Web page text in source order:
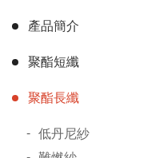
產品簡介
聚酯短纖
聚酯長纖
低丹尼紗